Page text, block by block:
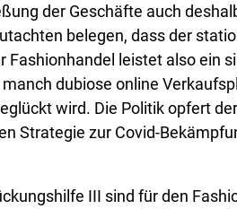
der Geschäfte auch
belegen, dass der
Fashionhandel leistet also ein
dubiose online
wird. Die Politik opfert
Strategie zur Covid-
III sind für den